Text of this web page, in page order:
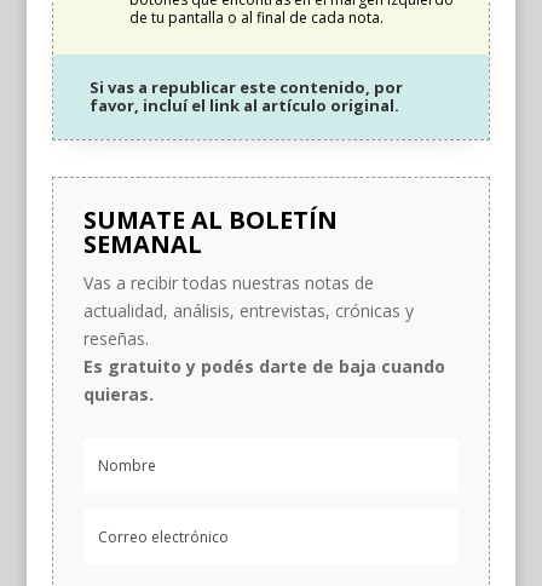
de tu pantalla o al final de cada nota.
Si vas a republicar este contenido, por
favor, incluí el link al artículo original.
SUMATE AL BOLETÍN
SEMANAL
Vas a recibir todas nuestras notas de
actualidad, análisis, entrevistas, crónicas y
reseñas.
Es gratuito y podés darte de baja cuando
quieras.